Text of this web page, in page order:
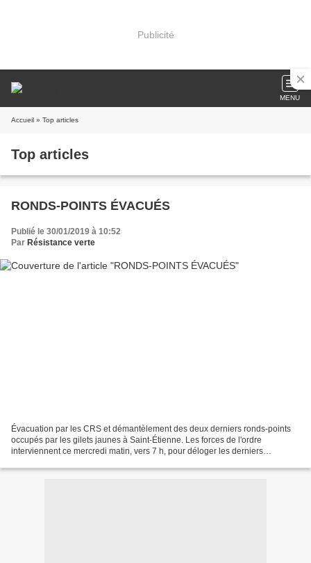
Publicité
MENU
Accueil » Top articles
Top articles
RONDS-POINTS ÉVACUÉS
Publié le 30/01/2019 à 10:52
Par Résistance verte
Évacuation par les CRS et démantèlement des deux derniers ronds-points
occupés par les gilets jaunes à Saint-Étienne. Les forces de l'ordre
interviennent ce mercredi matin, vers 7 h, pour déloger les derniers